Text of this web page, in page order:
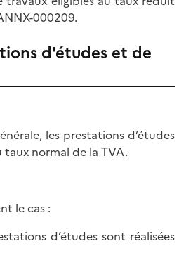
000209.
d'études et de
les prestations d’études
taux normal de la TVA.
le cas :
d’études sont réalisées